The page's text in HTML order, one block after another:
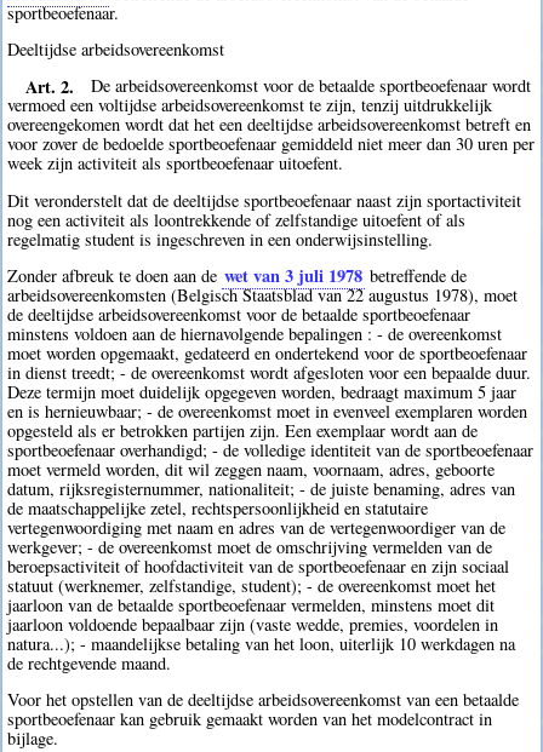
sportbeoefenaar.
Deeltijdse arbeidsovereenkomst
Art. 2.
De arbeidsovereenkomst voor de betaalde sportbeoefenaar wordt
vermoed een voltijdse arbeidsovereenkomst te zijn, tenzij uitdrukkelijk
overeengekomen wordt dat het een deeltijdse arbeidsovereenkomst betreft en
voor zover de bedoelde sportbeoefenaar gemiddeld niet meer dan 30 uren per
week zijn activiteit als sportbeoefenaar uitoefent.
Dit veronderstelt dat de deeltijdse sportbeoefenaar naast zijn sportactiviteit
nog een activiteit als loontrekkende of zelfstandige uitoefent of als
regelmatig student is ingeschreven in een onderwijsinstelling.
Zonder afbreuk te doen aan de wet van 3 juli 1978 betreffende de
arbeidsovereenkomsten (Belgisch Staatsblad van 22 augustus 1978), moet
de deeltijdse arbeidsovereenkomst voor de betaalde sportbeoefenaar
minstens voldoen aan de hiernavolgende bepalingen : - de overeenkomst
moet worden opgemaakt, gedateerd en ondertekend voor de sportbeoefenaar
in dienst treedt; - de overeenkomst wordt afgesloten voor een bepaalde duur.
Deze termijn moet duidelijk opgegeven worden, bedraagt maximum 5 jaar
en is hernieuwbaar; - de overeenkomst moet in evenveel exemplaren worden
opgesteld als er betrokken partijen zijn. Een exemplaar wordt aan de
sportbeoefenaar overhandigd; - de volledige identiteit van de sportbeoefenaar
moet vermeld worden, dit wil zeggen naam, voornaam, adres, geboorte
datum, rijksregisternummer, nationaliteit; - de juiste benaming, adres van
de maatschappelijke zetel, rechtspersoonlijkheid en statutaire
vertegenwoordiging met naam en adres van de vertegenwoordiger van de
werkgever; - de overeenkomst moet de omschrijving vermelden van de
beroepsactiviteit of hoofdactiviteit van de sportbeoefenaar en zijn sociaal
statuut (werknemer, zelfstandige, student); - de overeenkomst moet het
jaarloon van de betaalde sportbeoefenaar vermelden, minstens moet dit
jaarloon voldoende bepaalbaar zijn (vaste wedde, premies, voordelen in
natura...); - maandelijkse betaling van het loon, uiterlijk 10 werkdagen na
de rechtgevende maand.
Voor het opstellen van de deeltijdse arbeidsovereenkomst van een betaalde
sportbeoefenaar kan gebruik gemaakt worden van het modelcontract in
bijlage.